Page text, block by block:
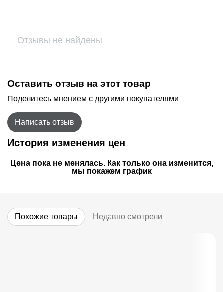
Отзывы не найдены
Оставить отзыв на этот товар
Поделитесь мнением с другими покупателями
Написать отзыв
История изменения цен
Цена пока не менялась. Как только она изменится,
мы покажем график
Похожие товары Недавно смотрели